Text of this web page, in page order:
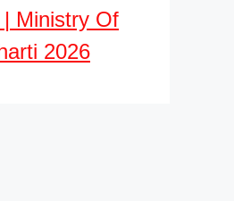
| Ministry Of
2026